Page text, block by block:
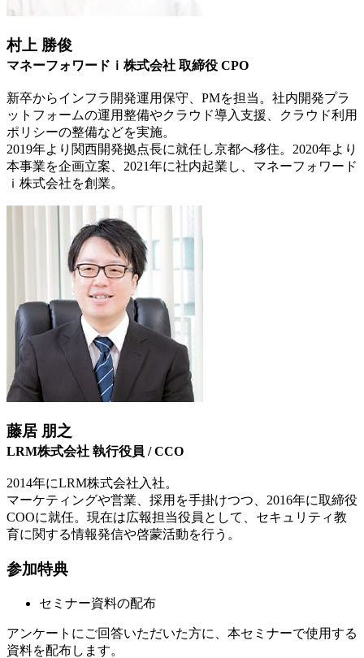
村上 勝俊
マネーフォワードｉ株式会社 取締役 CPO
新卒からインフラ開発運用保守、PMを担当。社内開発プラ
ットフォームの運用整備やクラウド導入支援、クラウド利用
ポリシーの整備などを実施。
2019年より関西開発拠点長に就任し京都へ移住。2020年より
本事業を企画立案、2021年に社内起業し、マネーフォワード
ｉ株式会社を創業。
藤居 朋之
LRM株式会社 執行役員 / CCO
2014年にLRM株式会社入社。
マーケティングや営業、採用を手掛けつつ、2016年に取締役
COOに就任。現在は広報担当役員として、セキュリティ教
育に関する情報発信や啓蒙活動を行う。
参加特典
セミナー資料の配布
アンケートにご回答いただいた方に、本セミナーで使用する
資料を配布します。